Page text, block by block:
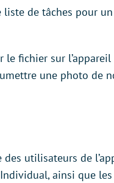
de tâches pour
fichier sur
une photo de
utilisateurs de
ainsi que